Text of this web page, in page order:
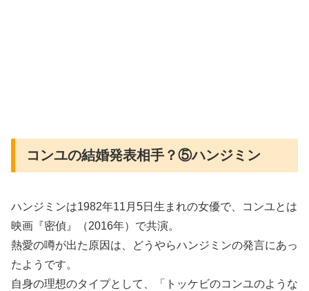
コンユの結婚発表相手？⑤ハンジミン
ハンジミンは1982年11月5日生まれの女優で、コンユとは
映画『密偵』（2016年）で共演。
熱愛の噂が出た原因は、どうやらハンジミンの発言にあっ
たようです。
自身の理想のタイプとして、「トッケビのコンユのような